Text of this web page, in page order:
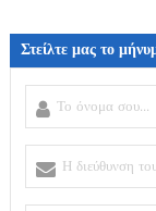
Στείλτε μας το